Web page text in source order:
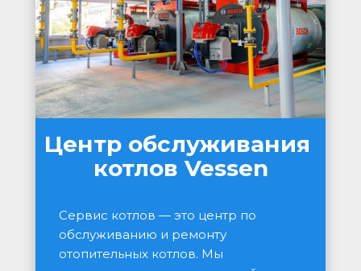
Центр обслуживания
котлов Vessen
Сервис котлов — это центр по
обслуживанию и ремонту
отопительных котлов. Мы